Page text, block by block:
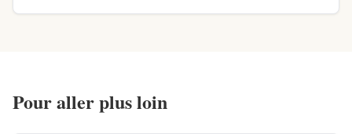
Pour aller plus loin